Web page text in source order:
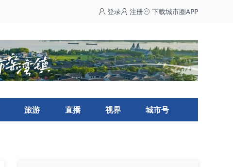
登录 注册 下载城市圈APP
旅游 直播 视界 城市号